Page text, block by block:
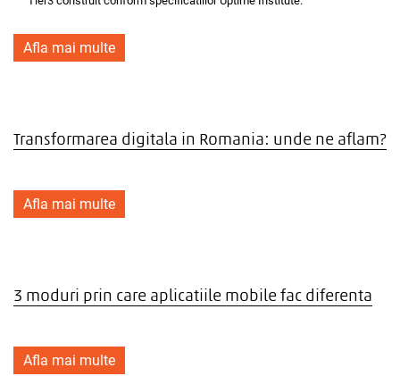
Afla mai multe
Transformarea digitala in Romania: unde ne aflam?
Afla mai multe
3 moduri prin care aplicatiile mobile fac diferenta
Afla mai multe